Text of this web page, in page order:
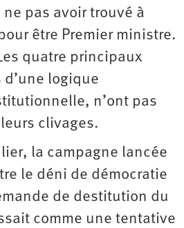
ne pas avoir trouvé à
être Premier ministre.
quatre principaux
logique
n’ont pas
clivages.
la campagne lancée
le déni de démocratie
de destitution du
comme une tentative